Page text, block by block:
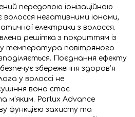
передовою іонізаційною
волосся негативними іонами,
електрики з волосся.
решітка з покриттям із
температура повітряного
Поєднання ефекту
збереження здоров’я
у волоссі не
воно стає
м’яким. Parlux Advance
функцією захисту та